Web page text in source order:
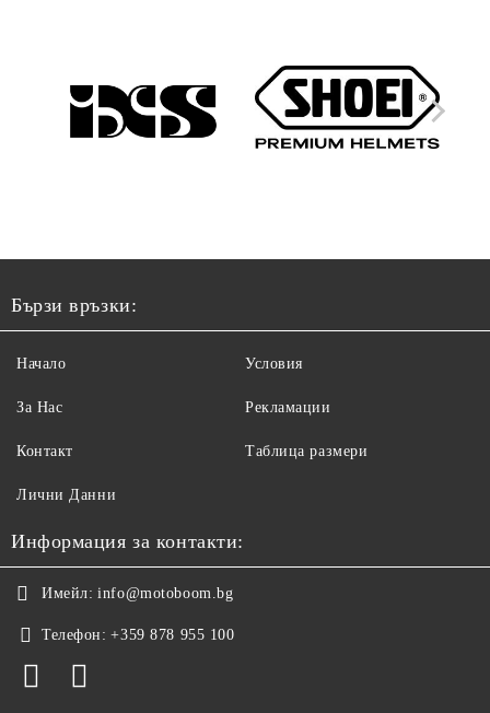
Бързи връзки:
Начало
За Нас
Контакт
Лични Данни
Условия
Рекламации
Таблица размери
Информация за контакти:
Имейл: info@motoboom.bg
Телефон: +359 878 955 100